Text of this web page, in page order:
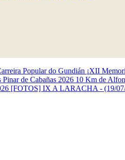
Popular do Gundián ¡XII
Pinar de Cabañas 2026 10 Km de
[FOTOS] IX A LARACHA - (19/